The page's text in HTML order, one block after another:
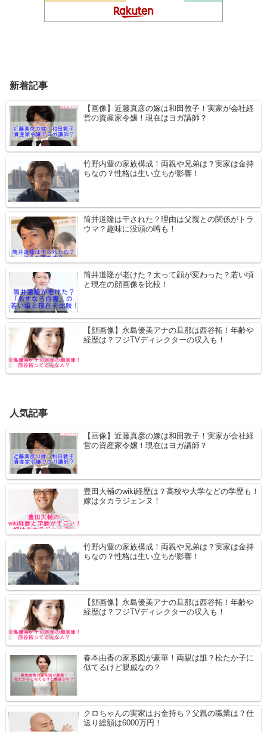
新着記事
【画像】近藤真彦の嫁は和田敦子！実家が会社経
営の資産家令嬢！現在はヨガ講師？
竹野内豊の家族構成！両親や兄弟は？実家は金持
ちなの？性格は生い立ちが影響！
筒井道隆は干された？理由は父親との関係がトラ
ウマ？趣味に没頭の噂も！
筒井道隆が老けた？太って顔が変わった？若い頃
と現在の顔画像を比較！
【顔画像】永島優美アナの旦那は西谷拓！年齢や
経歴は？フジTVディレクターの収入も！
人気記事
【画像】近藤真彦の嫁は和田敦子！実家が会社経
営の資産家令嬢！現在はヨガ講師？
豊田大輔のwiki経歴は？高校や大学などの学歴も！
嫁はタカラジェンヌ！
竹野内豊の家族構成！両親や兄弟は？実家は金持
ちなの？性格は生い立ちが影響！
【顔画像】永島優美アナの旦那は西谷拓！年齢や
経歴は？フジTVディレクターの収入も！
春本由香の家系図が豪華！両親は誰？松たか子に
似てるけど親戚なの？
クロちゃんの実家はお金持ち？父親の職業は？仕
送り総額は6000万円！